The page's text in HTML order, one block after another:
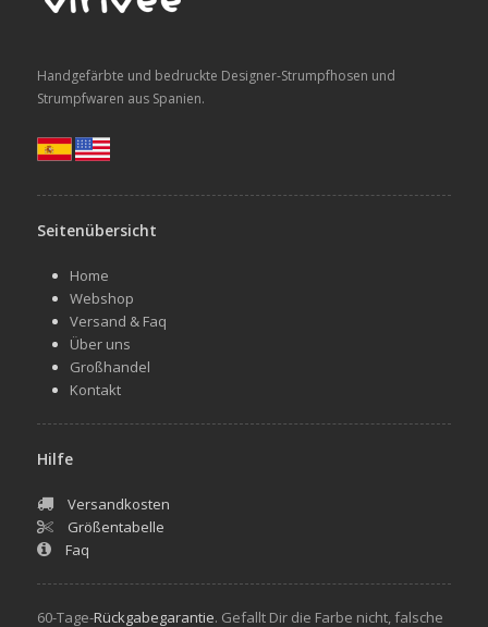
Handgefärbte und bedruckte Designer-Strumpfhosen und
Strumpfwaren aus Spanien.
Seitenübersicht
Home
Webshop
Versand & Faq
Über uns
Großhandel
Kontakt
Hilfe
Versandkosten
Größentabelle
Faq
60-Tage-Rückgabegarantie. Gefallt Dir die Farbe nicht, falsche